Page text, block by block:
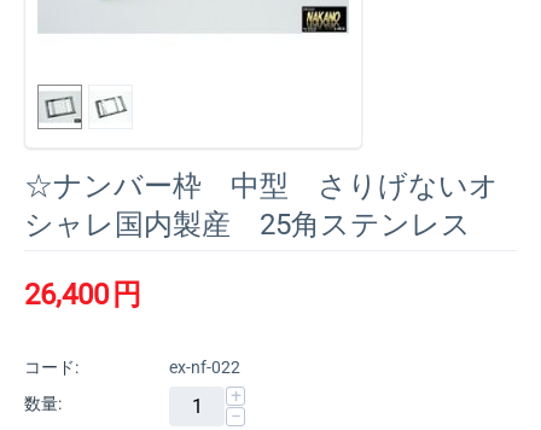
☆ナンバー枠 中型 さりげないオ
シャレ国内製産 25角ステンレス
26,400 円
コード:
ex-nf-022
数量:
+
−